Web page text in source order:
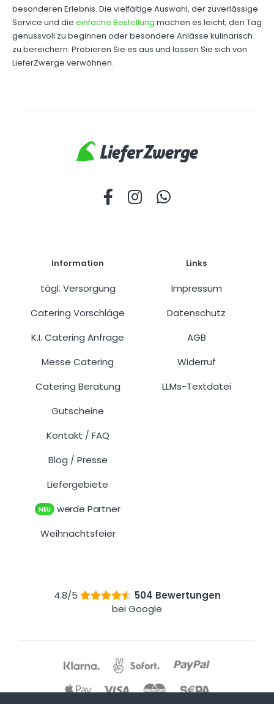
besonderen Erlebnis. Die vielfältige Auswahl, der zuverlässige
Service und die einfache Bestellung machen es leicht, den Tag
genussvoll zu beginnen oder besondere Anlässe kulinarisch
zu bereichern. Probieren Sie es aus und lassen Sie sich von
LieferZwerge verwöhnen.
Information
tägl. Versorgung
Catering Vorschläge
K.I. Catering Anfrage
Messe Catering
Catering Beratung
Gutscheine
Kontakt / FAQ
Blog / Presse
Liefergebiete
NEU werde Partner
Weihnachtsfeier
Links
Impressum
Datenschutz
AGB
Widerruf
LLMs-Textdatei
4.8/5
504 Bewertungen
bei Google